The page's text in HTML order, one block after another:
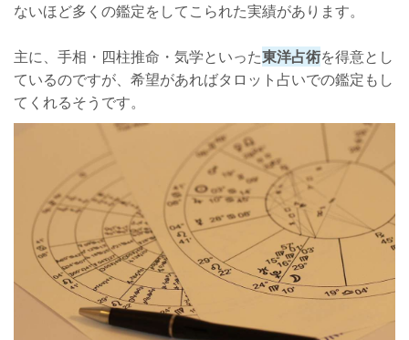
ないほど多くの鑑定をしてこられた実績があります。
主に、手相・四柱推命・気学といった東洋占術を得意とし
ているのですが、希望があればタロット占いでの鑑定もし
てくれるそうです。